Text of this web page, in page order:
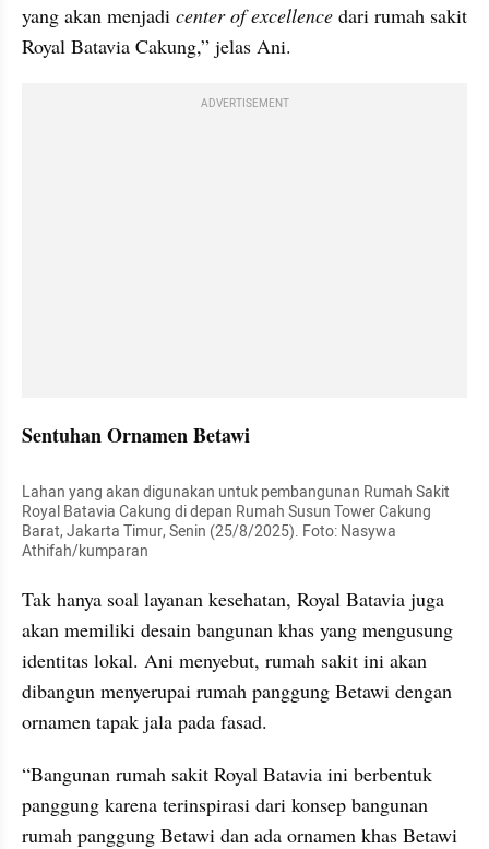
yang akan menjadi center of excellence dari rumah sakit
Royal Batavia Cakung,” jelas Ani.
ADVERTISEMENT
Sentuhan Ornamen Betawi
Lahan yang akan digunakan untuk pembangunan Rumah Sakit
Royal Batavia Cakung di depan Rumah Susun Tower Cakung
Barat, Jakarta Timur, Senin (25/8/2025). Foto: Nasywa
Athifah/kumparan
Tak hanya soal layanan kesehatan, Royal Batavia juga
akan memiliki desain bangunan khas yang mengusung
identitas lokal. Ani menyebut, rumah sakit ini akan
dibangun menyerupai rumah panggung Betawi dengan
ornamen tapak jala pada fasad.
“Bangunan rumah sakit Royal Batavia ini berbentuk
panggung karena terinspirasi dari konsep bangunan
rumah panggung Betawi dan ada ornamen khas Betawi